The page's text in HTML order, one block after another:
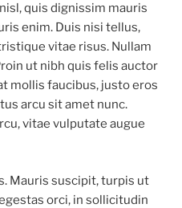
quis dignissim mauris
enim. Duis nisi tellus,
vitae risus. Nullam
ut nibh quis felis auctor
mollis faucibus, justo eros
arcu sit amet nunc.
vitae vulputate augue
Mauris suscipit, turpis ut
orci, in sollicitudin